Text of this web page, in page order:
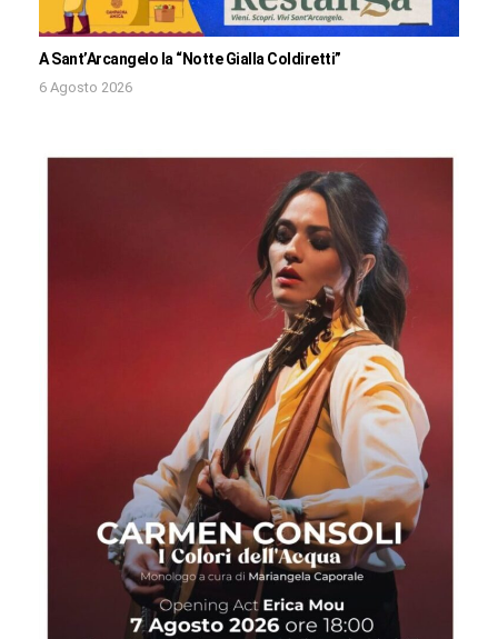
A Sant’Arcangelo la “Notte Gialla Coldiretti”
6 Agosto 2026